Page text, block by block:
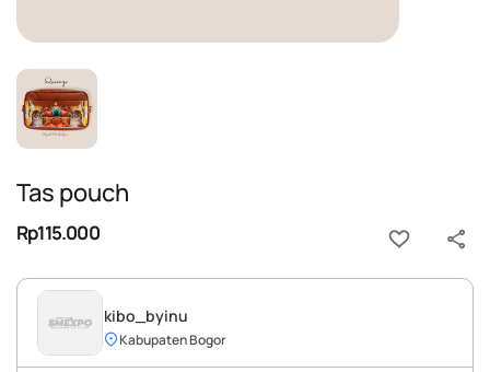
Tas pouch
Rp115.000
kibo_byinu
Kabupaten Bogor